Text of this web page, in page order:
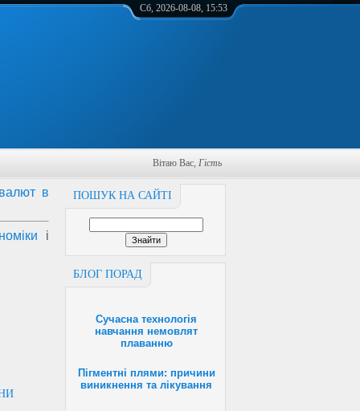
Сб, 2026-08-08, 15:53
Вітаю Вас, Гість
ПОШУК НА САЙТІ
БЛОГ ПОРАД
Сучасна технологія
навчання немовлят
плаванню
Пігментні плями: причини
виникнення та лікування
в
і